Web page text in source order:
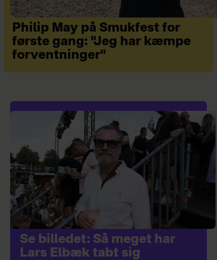
Philip May på Smukfest for
første gang: "Jeg har kæmpe
forventninger"
Se billedet: Så meget har
Lars Elbæk tabt sig